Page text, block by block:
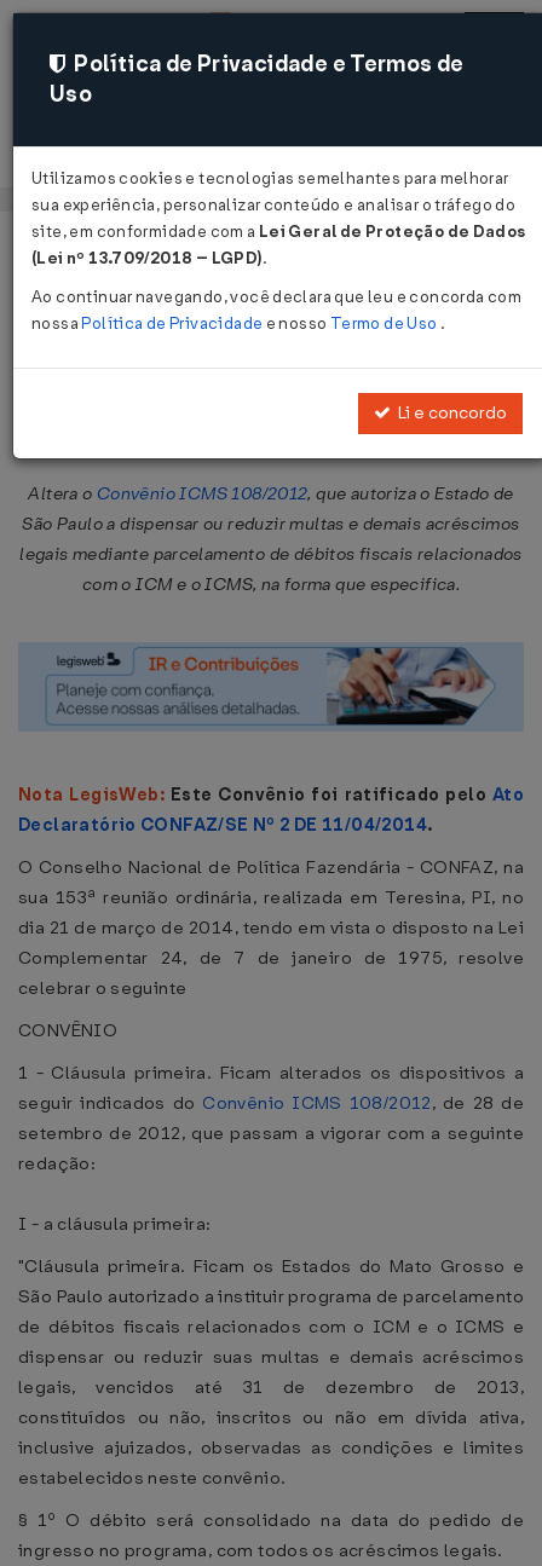
Acessar
Página Inicial Legislações
Convênio ICMS Nº 24 DE
Altera o Convênio ICMS 108/2012, que autoriza o Estado de
São Paulo a dispensar ou reduzir multas e demais acréscimos
legais mediante parcelamento de débitos fiscais relacionados
com o ICM e o ICMS, na forma que especifica.
Nota LegisWeb: Este Convênio foi ratificado pelo Ato
Declaratório CONFAZ/SE Nº 2 DE 11/04/2014.
O Conselho Nacional de Política Fazendária - CONFAZ, na
sua 153ª reunião ordinária, realizada em Teresina, PI, no
dia 21 de março de 2014, tendo em vista o disposto na Lei
Complementar 24, de 7 de janeiro de 1975, resolve
celebrar o seguinte
CONVÊNIO
1 - Cláusula primeira. Ficam alterados os dispositivos a
seguir indicados do Convênio ICMS 108/2012, de 28 de
setembro de 2012, que passam a vigorar com a seguinte
redação:
I - a cláusula primeira:
"Cláusula primeira. Ficam os Estados do Mato Grosso e
São Paulo autorizado a instituir programa de parcelamento
de débitos fiscais relacionados com o ICM e o ICMS e
dispensar ou reduzir suas multas e demais acréscimos
legais, vencidos até 31 de dezembro de 2013,
constituídos ou não, inscritos ou não em dívida ativa,
inclusive ajuizados, observadas as condições e limites
estabelecidos neste convênio.
§ 1º O débito será consolidado na data do pedido de
ingresso no programa, com todos os acréscimos legais.
Política de Privacidade e Termos de
Uso
Utilizamos cookies e tecnologias semelhantes para melhorar
sua experiência, personalizar conteúdo e analisar o tráfego do
site, em conformidade com a Lei Geral de Proteção de Dados
(Lei nº 13.709/2018 – LGPD).
Ao continuar navegando, você declara que leu e concorda com
nossaPolítica de Privacidade e nosso Termo de Uso .
Li e concordo